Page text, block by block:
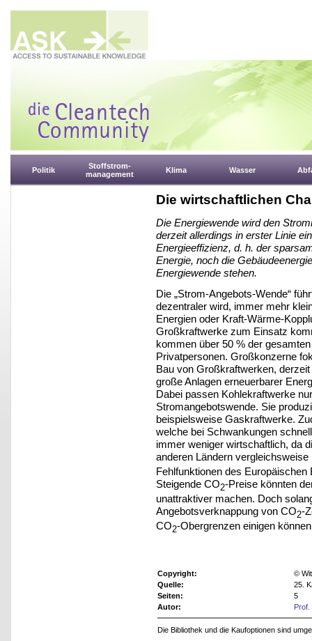
Politik
Stoffstrom-
management
Klima Wasser
Die wirtschaftlichen
Die Energiewende wird den
derzeit allerdings in erster Linie
Energieeffizienz, d. h. der
Energie, noch die
Energiewende stehen.
Die „Strom-Angebots-Wende“
dezentraler wird, immer mehr
Energien oder Kraft-Wärme-
Großkraftwerke zum Einsatz
kommen über 50 % der
Privatpersonen. Großkonzerne
Bau von Großkraftwerken,
große Anlagen erneuerbarer
Dabei passen Kohlekraftwerke
Stromangebotswende. Sie
beispielsweise Gaskraftwerke.
welche bei Schwankungen
immer weniger wirtschaftlich, da
anderen Ländern
Fehlfunktionen des
Steigende CO2-Preise könnten
unattraktiver machen. Doch
Angebotsverknappung von CO2-
CO2-Obergrenzen einigen
Copyright:
©
Quelle:
25.
Seiten:
5
Autor:
Die Bibliothek und die Kaufoptionen sind